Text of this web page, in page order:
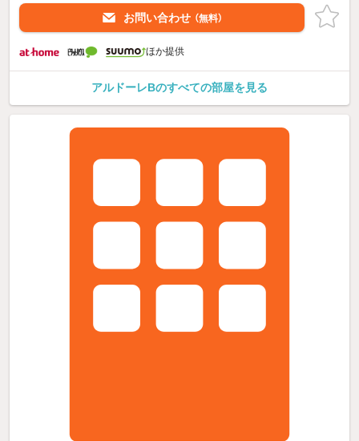
お問い合わせ （無料）
ほか提供
アルドーレBのすべての部屋を見る